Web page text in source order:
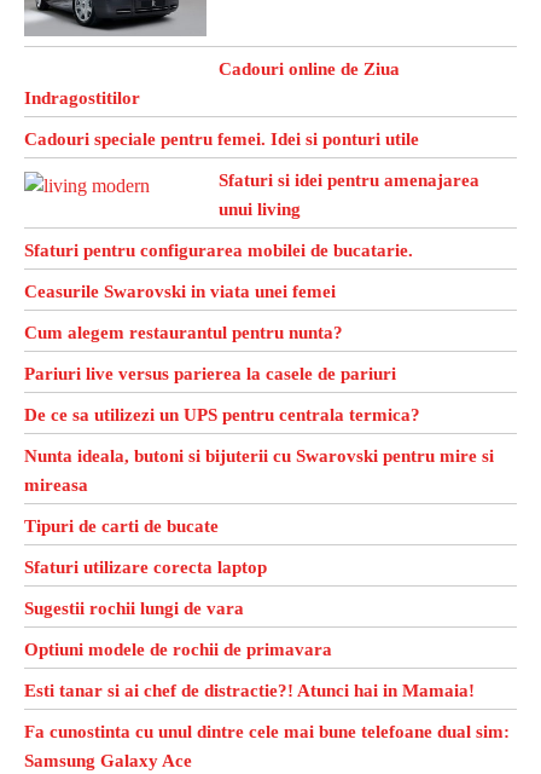
Cadouri online de Ziua
Indragostitilor
Cadouri speciale pentru femei. Idei si ponturi utile
Sfaturi si idei pentru amenajarea
unui living
Sfaturi pentru configurarea mobilei de bucatarie.
Ceasurile Swarovski in viata unei femei
Cum alegem restaurantul pentru nunta?
Pariuri live versus parierea la casele de pariuri
De ce sa utilizezi un UPS pentru centrala termica?
Nunta ideala, butoni si bijuterii cu Swarovski pentru mire si
mireasa
Tipuri de carti de bucate
Sfaturi utilizare corecta laptop
Sugestii rochii lungi de vara
Optiuni modele de rochii de primavara
Esti tanar si ai chef de distractie?! Atunci hai in Mamaia!
Fa cunostinta cu unul dintre cele mai bune telefoane dual sim:
Samsung Galaxy Ace